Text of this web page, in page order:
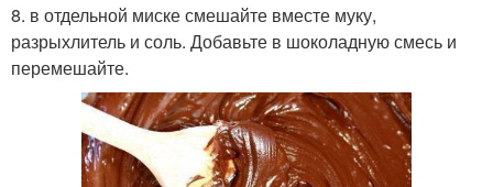
8. в отдельной миске смешайте вместе муку,
разрыхлитель и соль. Добавьте в шоколадную смесь и
перемешайте.